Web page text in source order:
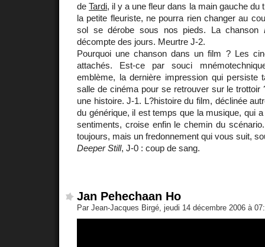
deTardi, il y a une fleur dans la main gauche du
la petite fleuriste, ne pourra rien changer au
sol se dérobe sous nos pieds. La chanson
décompte des jours. Meurtre J-2.
Pourquoi une chanson dans un film ? Les
attachés. Est-ce par souci
emblème, la dernière impression qui persiste
salle de cinéma pour se retrouver sur le trottoir
une histoire. J-1. L?histoire du film, déclinée
du générique, il est temps que la musique, qui
sentiments, croise enfin le chemin du
toujours, mais un fredonnement qui vous suit,
Deeper Still, J-0 : coup de sang.
Jan Pehechaan Ho
Par Jean-Jacques Birgé, jeudi 14 décembre 2006 à